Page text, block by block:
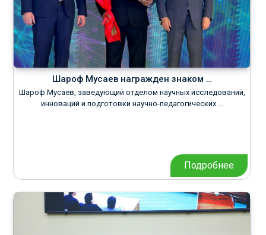
Шароф Мусаев награжден знаком …
Шароф Мусаев, заведующий отделом научных исследований,
инноваций и подготовки научно-педагогических …
Подробнее